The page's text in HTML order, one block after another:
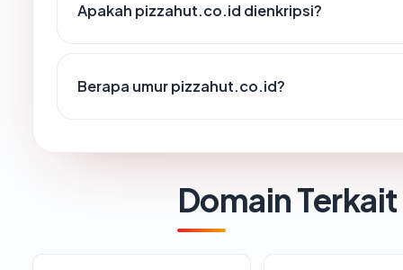
Apakah pizzahut.co.id dienkripsi?
Berapa umur pizzahut.co.id?
Domain Terkait